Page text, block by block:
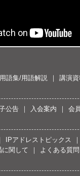
用語集/用語解説
講演
公告 入会案内
会
IPアドレストピックス
に関して
よくある質問